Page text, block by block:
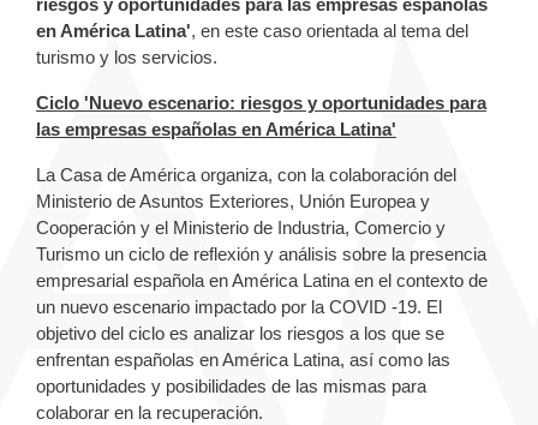
riesgos y oportunidades para las empresas españolas
en América Latina', en este caso orientada al tema del
turismo y los servicios.
Ciclo 'Nuevo escenario: riesgos y oportunidades para
las empresas españolas en América Latina'
La Casa de América organiza, con la colaboración del
Ministerio de Asuntos Exteriores, Unión Europea y
Cooperación y el Ministerio de Industria, Comercio y
Turismo un ciclo de reflexión y análisis sobre la presencia
empresarial española en América Latina en el contexto de
un nuevo escenario impactado por la COVID -19. El
objetivo del ciclo es analizar los riesgos a los que se
enfrentan españolas en América Latina, así como las
oportunidades y posibilidades de las mismas para
colaborar en la recuperación.